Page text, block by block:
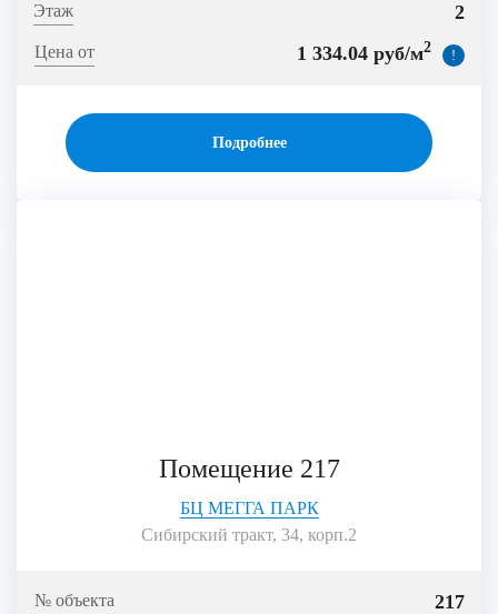
2
1 334.04 руб/м2 !
Подробнее
Помещение 217
БЦ МЕГГА ПАРК
Сибирский тракт, 34, корп.2
217